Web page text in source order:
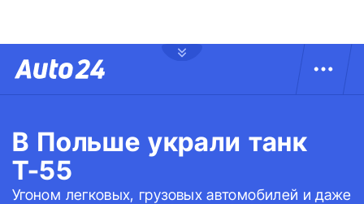
В Польше украли танк
Т-55
Угоном легковых, грузовых автомобилей и даже